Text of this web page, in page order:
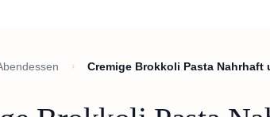
Cremige Brokkoli Pasta Nahrhaft